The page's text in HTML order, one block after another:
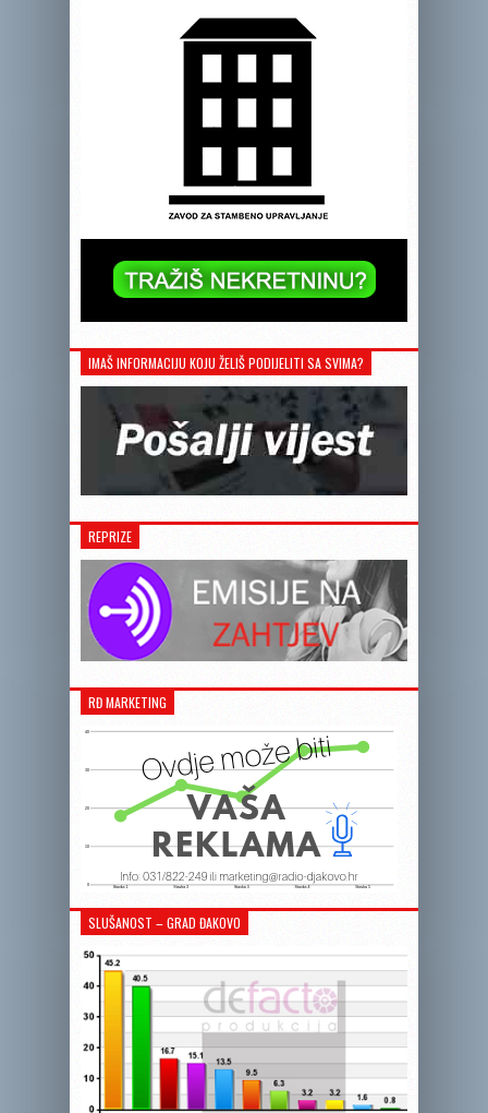
IMAŠ INFORMACIJU KOJU ŽELIŠ PODIJELITI SA SVIMA?
REPRIZE
RĐ MARKETING
SLUŠANOST – GRAD ĐAKOVO